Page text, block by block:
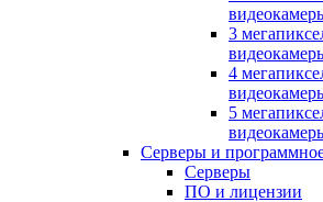
3
4
5
Серверы и
Серверы
ПО и лицензии